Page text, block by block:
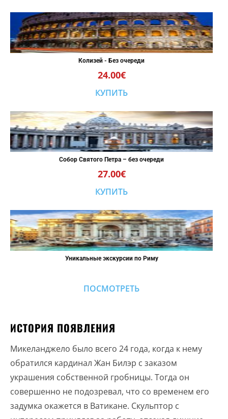
Колизей - Без очереди
24.00€
КУПИТЬ
Собор Святого Петра – без очереди
27.00€
КУПИТЬ
Уникальные экскурсии по Риму
ПОСМОТРЕТЬ
ИСТОРИЯ ПОЯВЛЕНИЯ
Микеланджело было всего 24 года, когда к нему
обратился кардинал Жан Билэр с заказом
украшения собственной гробницы. Тогда он
совершенно не подозревал, что со временем его
задумка окажется в Ватикане. Скульптор с